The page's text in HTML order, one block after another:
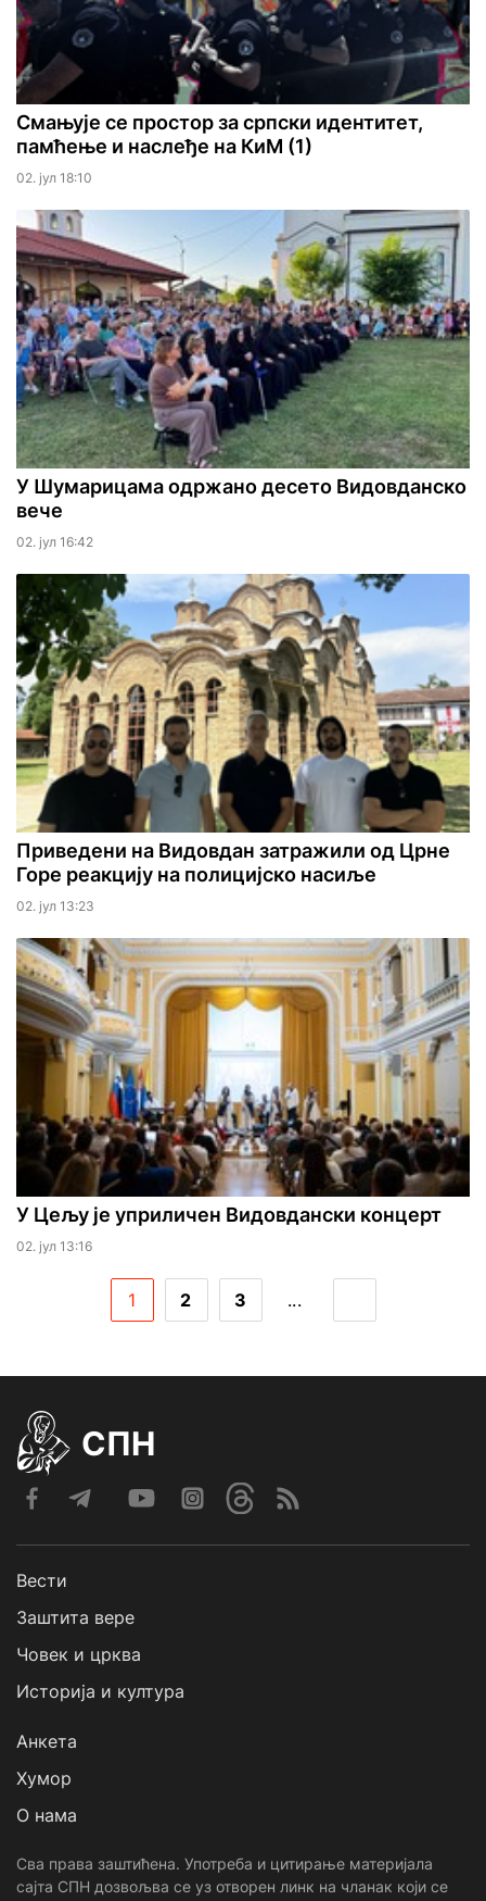
Смањује се простор за српски идентитет,
памћење и наслеђе на КиМ (1)
02. јул 18:10
У Шумарицама одржано десето Видовданско
вече
02. јул 16:42
Приведени на Видовдан затражили од Црне
Горе реакцију на полицијско насиље
02. јул 13:23
У Цељу је уприличен Видовдански концерт
02. јул 13:16
1 2 3 ...
СПН
Вести
Заштита вере
Човек и црква
Историја и култура
Анкета
Хумор
О нама
Сва права заштићена. Употреба и цитирање материјала
сајта СПН дозвољва се уз отворен линк на чланак који се